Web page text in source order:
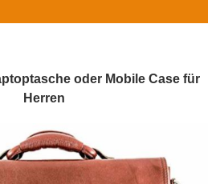
oder Mobile Case für
Herren